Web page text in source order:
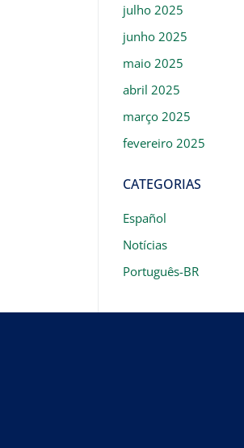
julho 2025
junho 2025
maio 2025
abril 2025
março 2025
fevereiro 2025
CATEGORIAS
Español
Notícias
Português-BR